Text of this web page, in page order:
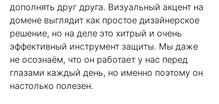
дополнять друг друга. Визуальный акцент на
домене выглядит как простое дизайнерское
решение, но на деле это хитрый и очень
эффективный инструмент защиты. Мы даже
не осознаём, что он работает у нас перед
глазами каждый день, но именно поэтому он
настолько полезен.